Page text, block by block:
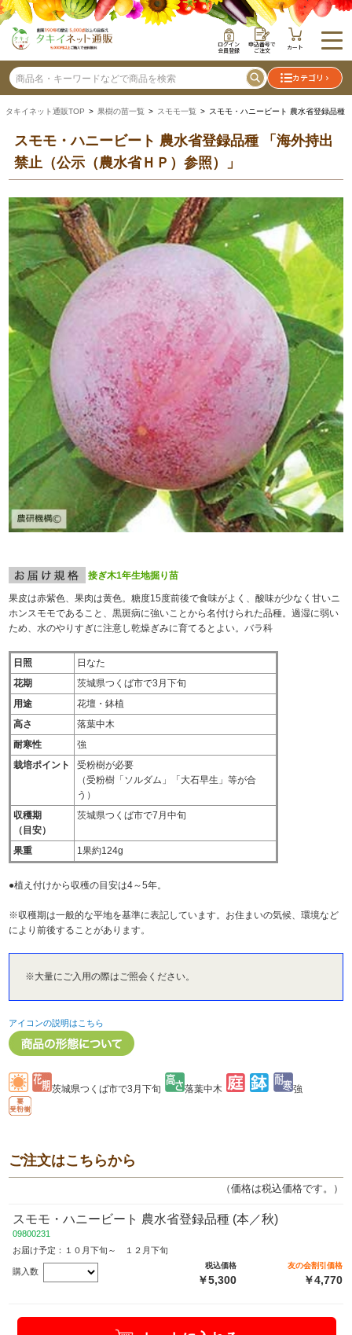
ログイン
会員登録
申込番号で
ご注文 カート
カテゴリ
タキイネット通販TOP > 果樹の苗一覧 > スモモ一覧 > スモモ・ハニービート 農水省登録品種
スモモ・ハニービート 農水省登録品種
「海外持出
禁止（公示（農水省ＨＰ）参照）」
接ぎ木1年生地掘り苗
果皮は赤紫色、果肉は黄色。糖度15度前後で食味がよく、酸味が少なく甘いニ
ホンスモモであること、黒斑病に強いことから名付けられた品種。過湿に弱い
ため、水のやりすぎに注意し乾燥ぎみに育てるとよい。バラ科
日照
日なた
花期
茨城県つくば市で3月下旬
用途
花壇・鉢植
高さ
落葉中木
耐寒性
強
栽培ポイント
受粉樹が必要
（受粉樹「ソルダム」「大石早生」等が合
う）
収穫期
（目安）
茨城県つくば市で7月中旬
果重 1果約124g
●植え付けから収穫の目安は4～5年。
※収穫期は一般的な平地を基準に表記しています。お住まいの気候、環境など
により前後することがあります。
※大量にご入用の際はご照会ください。
アイコンの説明はこちら
茨城県つくば市で3月下旬 落葉中木 強
ご注文はこちらから
（価格は税込価格です。）
スモモ・ハニービート 農水省登録品種 (本／秋)
09800231
お届け予定：１０月下旬～ １２月下旬
購入数
税込価格
￥5,300
友の会割引価格
￥4,770